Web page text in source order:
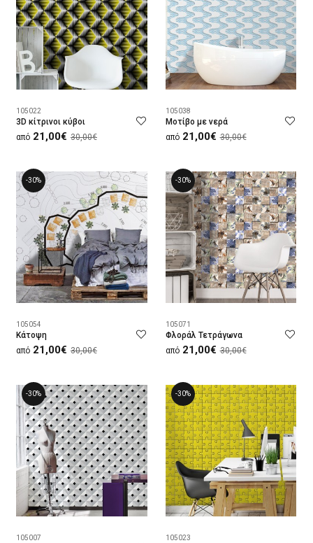
105022
3D κίτρινοι κύβοι
από 21,00€ 30,00€
105038
Μοτίβο με νερά
από 21,00€ 30,00€
-30%
105054
Κάτοψη
από 21,00€ 30,00€
-30%
105071
Φλοράλ Τετράγωνα
από 21,00€ 30,00€
-30%
105007
-30%
105023